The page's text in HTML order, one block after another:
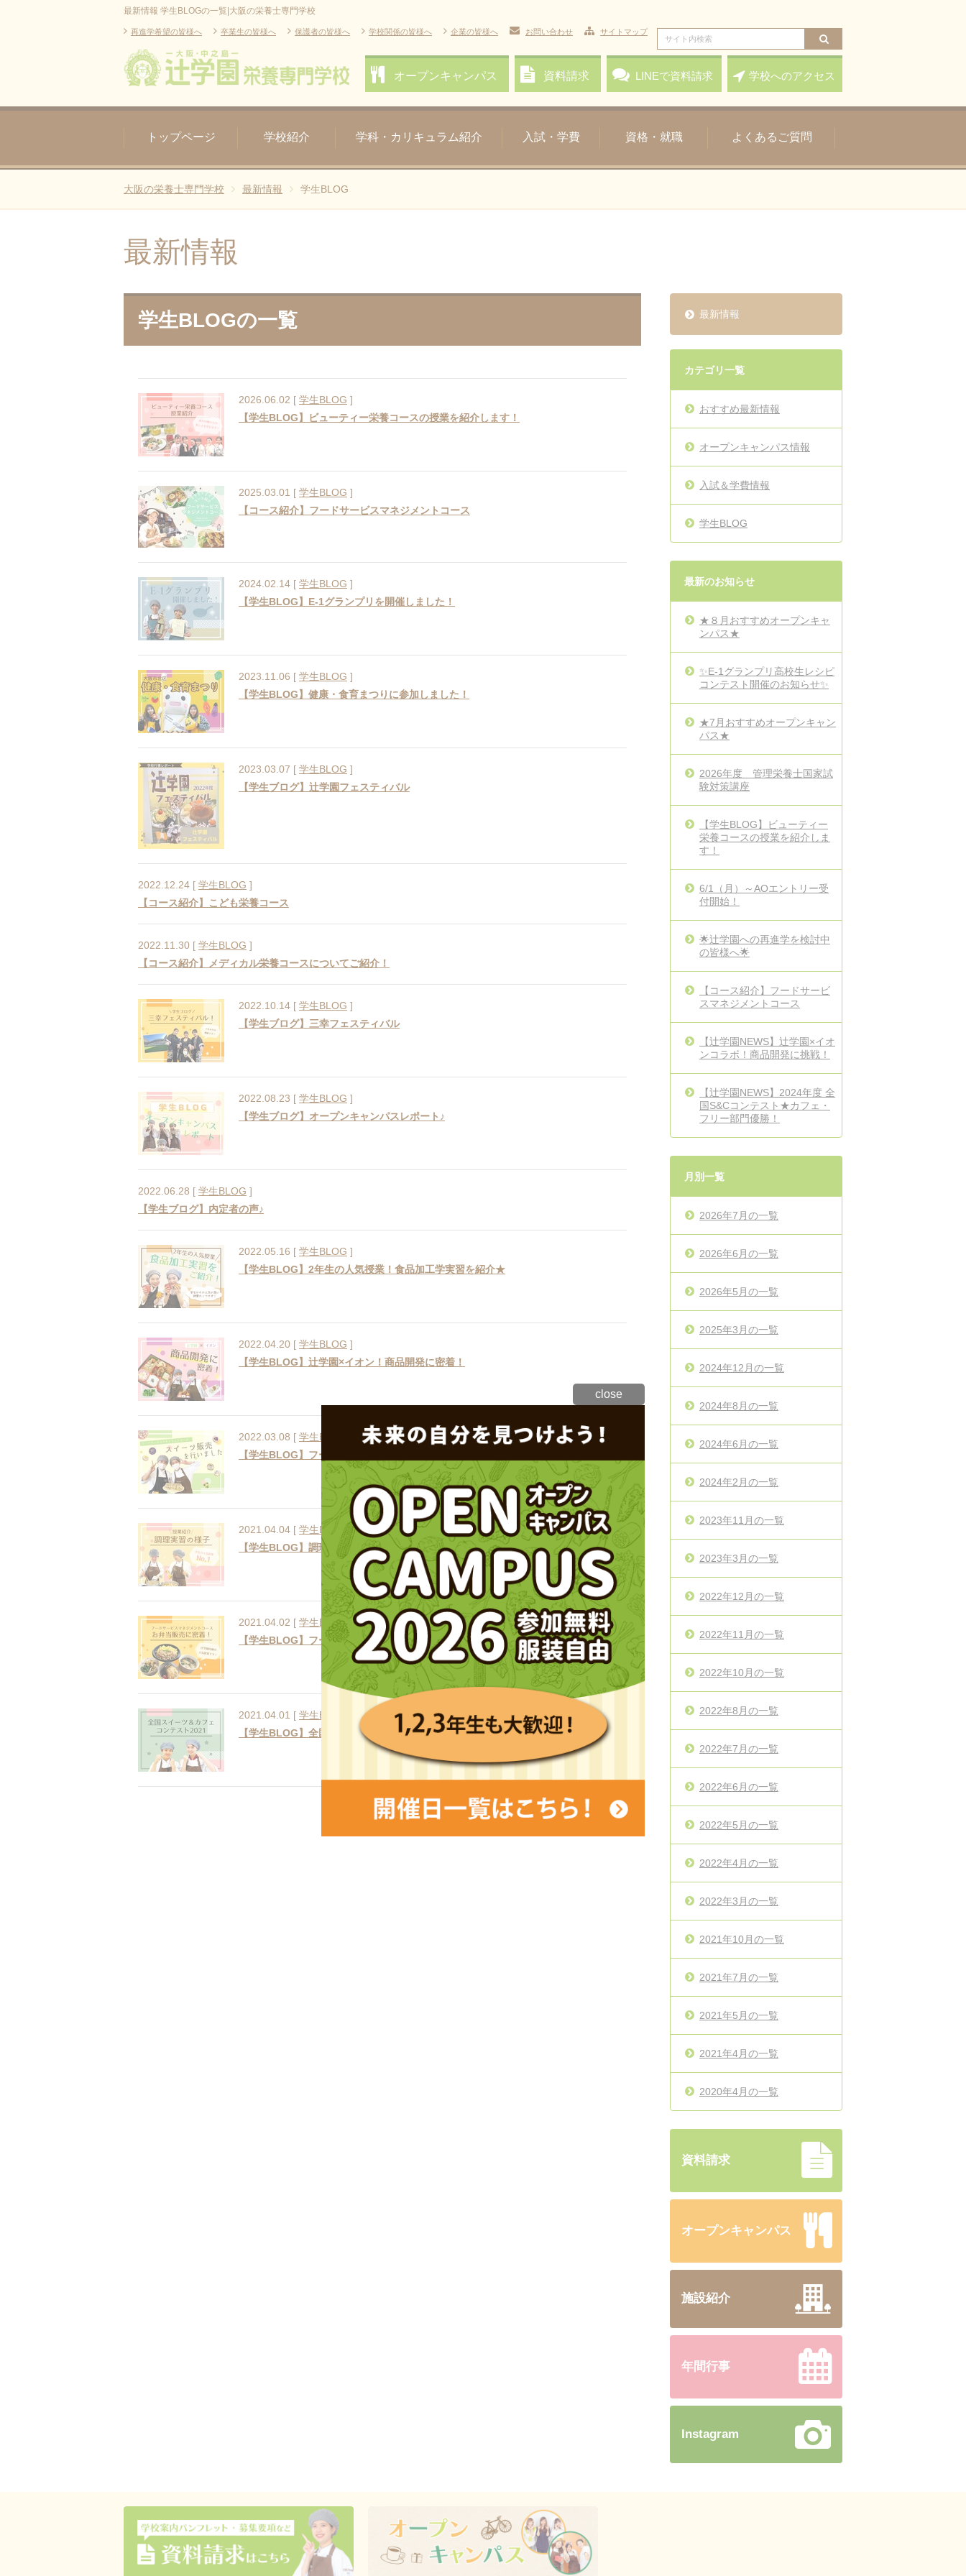
最新情報 学生BLOGの一覧|大阪の栄養士専門学校
オープンキャンパス 資料請求 LINEで資料請求 学校へのアクセス
再進学希望の皆様へ 卒業生の皆様へ 保護者の皆様へ 学校関係の皆様へ 企業の皆様へ お問い合わせ
サイトマップ
索
トップページ 学校紹介 学科・カリキュラム紹介 入試・学費 資格・就職 よくあるご質問
大阪の栄養士専門学校 最新情報 学生BLOG
最新情報
学生BLOGの一覧
2026.06.02 [ 学生BLOG ]
【学生BLOG】ビューティー栄養コースの授業を紹介します！
2025.03.01 [ 学生BLOG ]
【コース紹介】フードサービスマネジメントコース
2024.02.14 [ 学生BLOG ]
【学生BLOG】E-1グランプリを開催しました！
2023.11.06 [ 学生BLOG ]
【学生BLOG】健康・食育まつりに参加しました！
2023.03.07 [ 学生BLOG ]
【学生ブログ】辻学園フェスティバル
2022.12.24 [ 学生BLOG ]
【コース紹介】こども栄養コース
2022.11.30 [ 学生BLOG ]
【コース紹介】メディカル栄養コースについてご紹介！
2022.10.14 [ 学生BLOG ]
【学生ブログ】三幸フェスティバル
2022.08.23 [ 学生BLOG ]
【学生ブログ】オープンキャンパスレポート♪
2022.06.28 [ 学生BLOG ]
【学生ブログ】内定者の声♪
2022.05.16 [ 学生BLOG ]
【学生BLOG】2年生の人気授業！食品加工学実習を紹介★
2022.04.20 [ 学生BLOG ]
【学生BLOG】辻学園×イオン！商品開発に密着！
2022.03.08 [ 学生BLOG
【学生BLOG】フードサービスマネジメントコース★スイーツ販売を行いました！
2021.04.04 [ 学生BLOG
【学生BLOG】調理実習の授業をご紹介！
2021.04.02 [ 学生BLOG
【学生BLOG】フードサービスマネジメントコース★お弁当販売に密着！！
2021.04.01 [ 学生BLOG
【学生BLOG】全国スイーツ＆カフェコンテストの様子をお届け！
最新情報
カテゴリ一覧
おすすめ最新情報
オープンキャンパス情報
入試＆学費情報
学生BLOG
最新のお知らせ
★８月おすすめオープンキャ
ンパス★
✨E-1グランプリ高校生レシピ
コンテスト開催のお知らせ✨
★7月おすすめオープンキャン
パス★
2026年度 管理栄養士国家試
験対策講座
【学生BLOG】ビューティー
栄養コースの授業を紹介しま
す！
6/1（月）～AOエントリー受
付開始！
🌟辻学園への再進学を検討中
の皆様へ🌟
【コース紹介】フードサービ
スマネジメントコース
【辻学園NEWS】辻学園×イオ
ンコラボ！商品開発に挑戦！
【辻学園NEWS】2024年度 全
国S&Cコンテスト★カフェ・
フリー部門優勝！
月別一覧
2026年7月の一覧
2026年6月の一覧
2026年5月の一覧
2025年3月の一覧
2024年12月の一覧
2024年8月の一覧
2024年6月の一覧
2024年2月の一覧
2023年11月の一覧
2023年3月の一覧
2022年12月の一覧
2022年11月の一覧
2022年10月の一覧
2022年8月の一覧
2022年7月の一覧
2022年6月の一覧
2022年5月の一覧
2022年4月の一覧
2022年3月の一覧
2021年10月の一覧
2021年7月の一覧
2021年5月の一覧
2021年4月の一覧
2020年4月の一覧
資料請求
オープンキャンパス
施設紹介
年間行事
Instagram
close